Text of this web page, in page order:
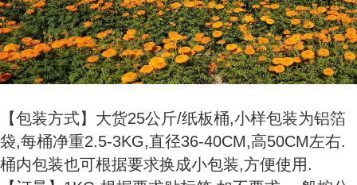
【包装方式】大货25公斤/纸板桶,小样包装为铝箔
袋,每桶净重2.5-3KG,直径36-40CM,高50CM左右.
桶内包装也可根据要求换成小包装,方便使用.